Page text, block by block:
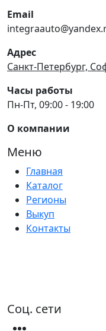
Email
Адрес
Санкт-Петербург,
Часы работы
Пн-Пт, 09:00 - 19:00
О компании
Меню
Главная
Каталог
Регионы
Выкуп
Контакты
Соц. сети